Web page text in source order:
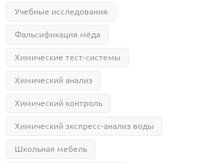
Учебные исследования
Фальсификация мёда
Химические тест-системы
Химический анализ
Химический контроль
Химический экспресс-анализ воды
Школьная мебель